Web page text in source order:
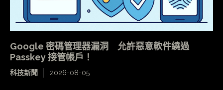
Google 密碼管理器漏洞 允許惡意軟件繞過
Passkey 接管帳戶！
科技新聞 2026-08-05